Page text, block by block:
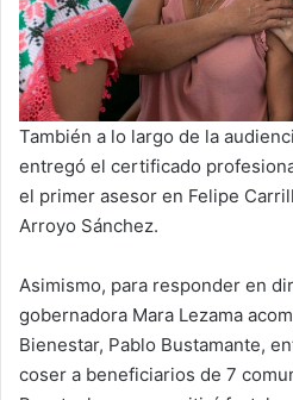
También a lo largo de la
entregó el certificado
el primer asesor en Felipe
Arroyo Sánchez.
Asimismo, para responder en
gobernadora Mara Lezama
Bienestar, Pablo Bustamante,
coser a beneficiarios de 7